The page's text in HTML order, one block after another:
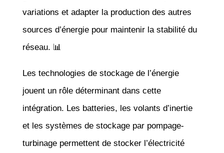
variations et adapter la production des autres
sources d’énergie pour maintenir la stabilité du
réseau. 📊
Les technologies de stockage de l’énergie
jouent un rôle déterminant dans cette
intégration. Les batteries, les volants d’inertie
et les systèmes de stockage par pompage-
turbinage permettent de stocker l’électricité